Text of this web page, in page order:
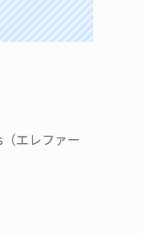
エレファー